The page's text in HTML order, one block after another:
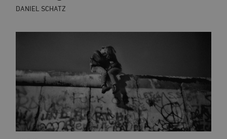
DANIEL SCHATZ